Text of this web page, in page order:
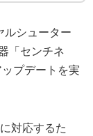
シューター
「センチネ
プデートを実
対応するた